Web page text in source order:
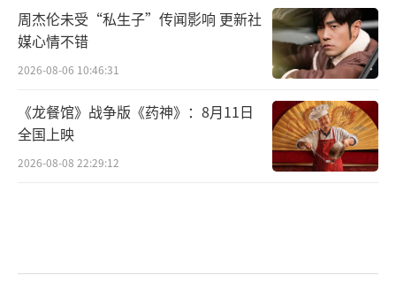
周杰伦未受“私生子”传闻影响 更新社
媒心情不错
2026-08-06 10:46:31
《龙餐馆》战争版《药神》：8月11日
全国上映
2026-08-08 22:29:12